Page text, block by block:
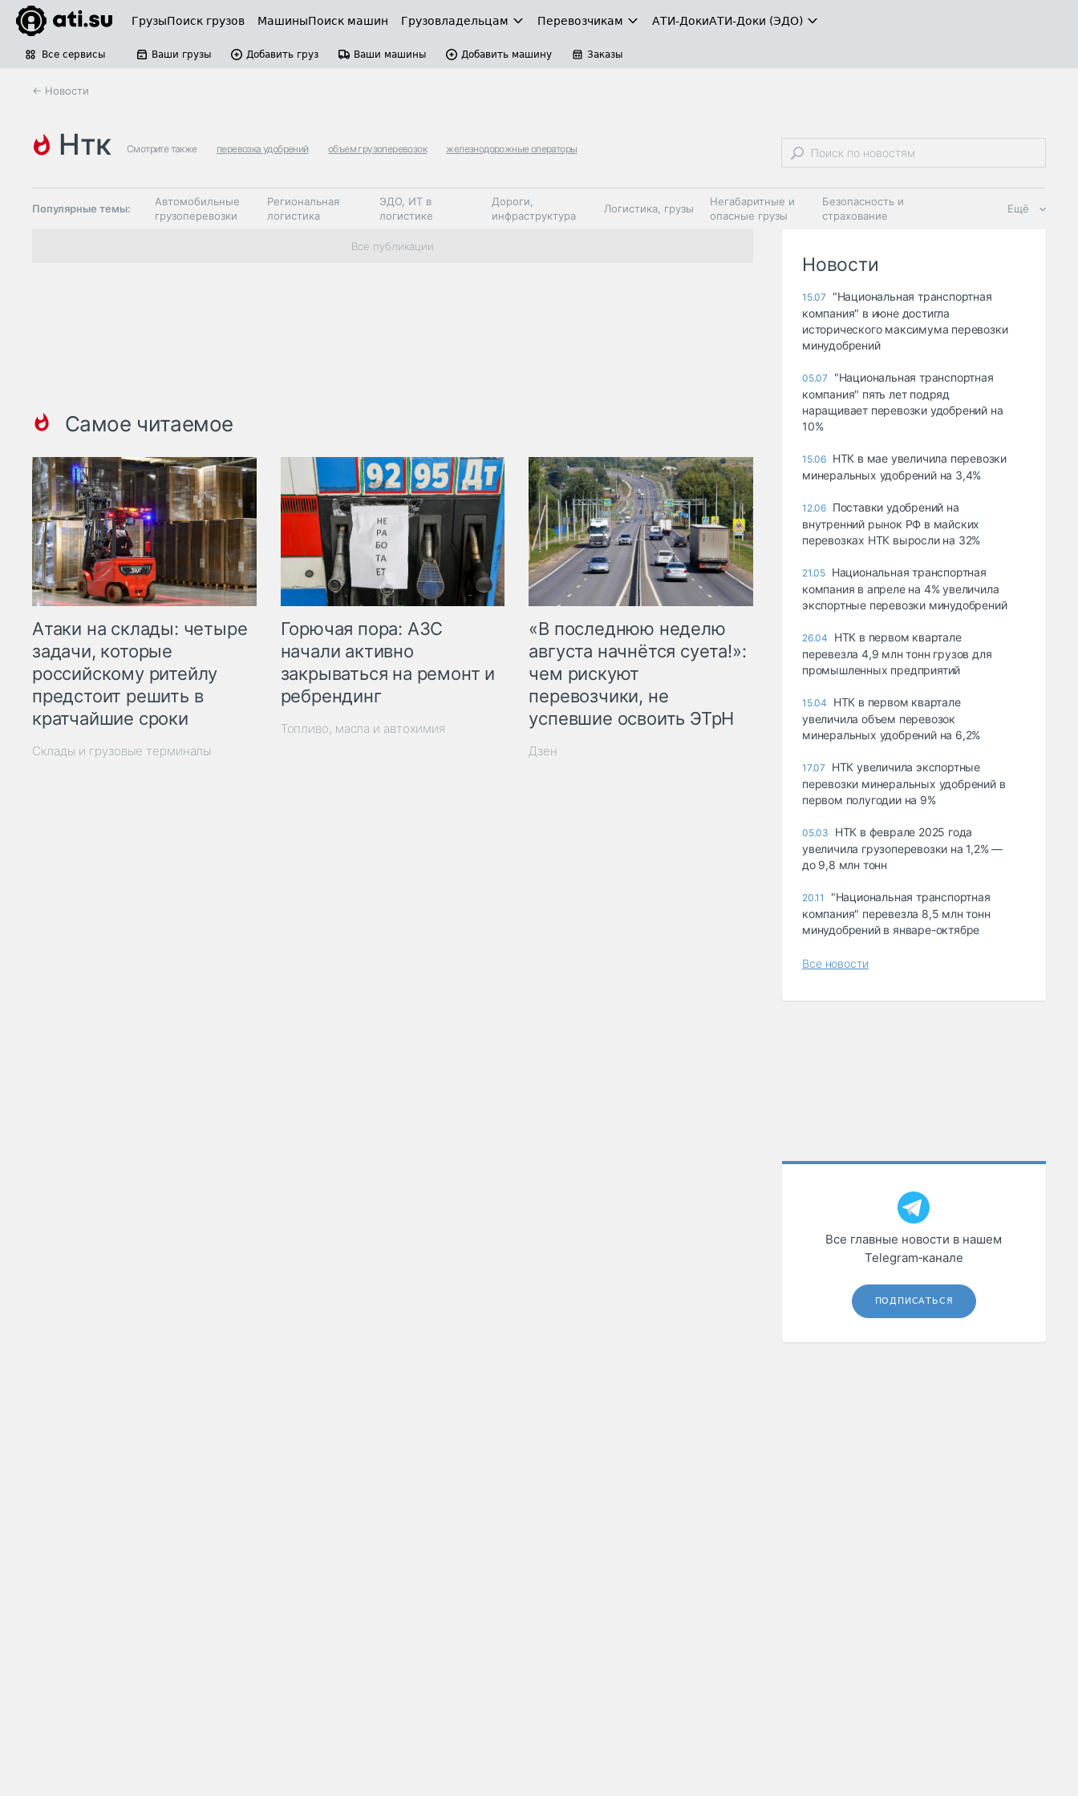
ГрузыПоиск грузов МашиныПоиск машин Грузовладельцам Перевозчикам АТИ-ДокиАТИ-Доки (ЭДО)
Все сервисы Ваши грузы Добавить груз Ваши машины Добавить машину Заказы
← Новости
нтк Смотрите также перевозка удобрений объем грузоперевозок железнодорожные операторы
Популярные темы:
Автомобильные
грузоперевозки
Региональная
логистика
ЭДО, ИТ в
логистике
Дороги,
инфраструктура
Логистика, грузы
Негабаритные и
опасные грузы
Безопасность и
страхование
Коммерческий
транспорт
Ещё
Все публикации
Самое читаемое
Атаки на склады: четыре
задачи, которые
российскому ритейлу
предстоит решить в
кратчайшие сроки
Склады и грузовые терминалы
Горючая пора: АЗС
начали активно
закрываться на ремонт и
ребрендинг
Топливо, масла и автохимия
«В последнюю неделю
августа начнётся суета!»:
чем рискуют
перевозчики, не
успевшие освоить ЭТрН
Дзен
Новости
15.07
"Национальная транспортная
компания" в июне достигла
исторического максимума перевозки
минудобрений
05.07
"Национальная транспортная
компания" пять лет подряд
наращивает перевозки удобрений на
10%
15.06 НТК в мае увеличила перевозки
минеральных удобрений на 3,4%
12.06 Поставки удобрений на
внутренний рынок РФ в майских
перевозках НТК выросли на 32%
21.05 Национальная транспортная
компания в апреле на 4% увеличила
экспортные перевозки минудобрений
26.04
НТК в первом квартале
перевезла 4,9 млн тонн грузов для
промышленных предприятий
15.04
НТК в первом квартале
увеличила объем перевозок
минеральных удобрений на 6,2%
17.07
НТК увеличила экспортные
перевозки минеральных удобрений в
первом полугодии на 9%
05.03
НТК в феврале 2025 года
увеличила грузоперевозки на 1,2% —
до 9,8 млн тонн
20.11
"Национальная транспортная
компания" перевезла 8,5 млн тонн
минудобрений в январе-октябре
Все новости
Все главные новости в нашем
Telegram‑канале
ПОДПИСАТЬСЯ